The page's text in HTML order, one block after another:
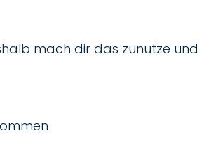
mach dir das zunutze und